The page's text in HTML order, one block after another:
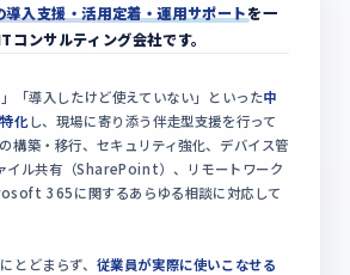
支援・活用定着・運用サポートを一
ンサルティング会社です。
「導入したけど使えていない」といった中
化し、現場に寄り添う伴走型支援を行って
構築・移行、セキュリティ強化、デバイス管
ル共有（SharePoint）、リモートワーク
365に関するあらゆる相談に対応して
とどまらず、 従業員が実際に使いこなせる